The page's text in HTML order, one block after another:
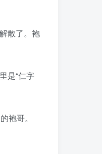
散了。袍
是“仁字
袍哥。